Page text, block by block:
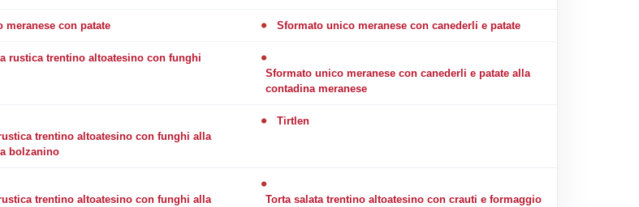
meranese con patate Sformato unico meranese con canederli e patate
rustica trentino altoatesino con funghi
Sformato unico meranese con canederli e patate alla
contadina meranese
trentino altoatesino con funghi alla
bolzanino
Tirtlen
trentino altoatesino con funghi alla
Torta salata trentino altoatesino con crauti e formaggio